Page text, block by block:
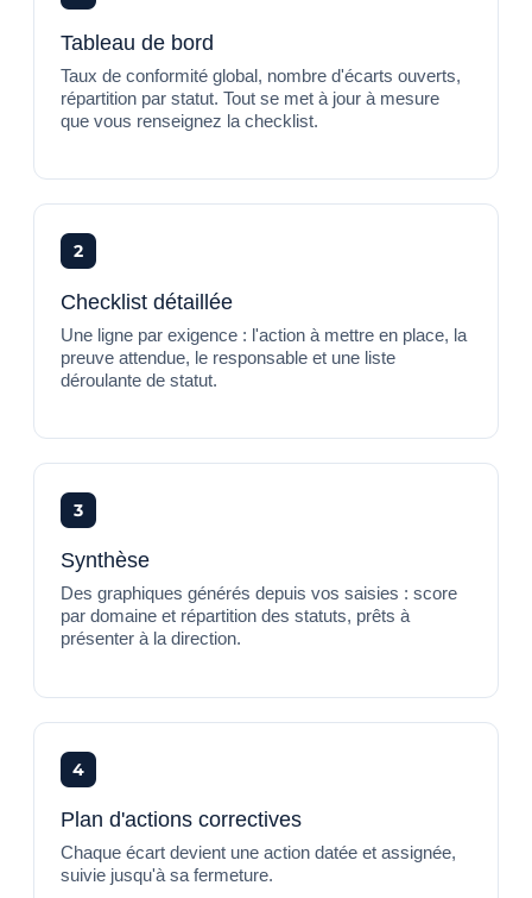
Tableau de bord
Taux de conformité global, nombre d'écarts ouverts,
répartition par statut. Tout se met à jour à mesure
que vous renseignez la checklist.
2
Checklist détaillée
Une ligne par exigence : l'action à mettre en place, la
preuve attendue, le responsable et une liste
déroulante de statut.
3
Synthèse
Des graphiques générés depuis vos saisies : score
par domaine et répartition des statuts, prêts à
présenter à la direction.
4
Plan d'actions correctives
Chaque écart devient une action datée et assignée,
suivie jusqu'à sa fermeture.